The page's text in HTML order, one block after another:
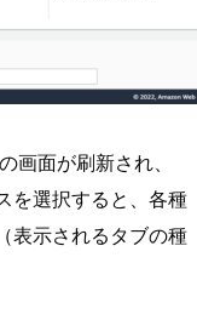
画面が刷新され、
を選択すると、各種
表示されるタブの種